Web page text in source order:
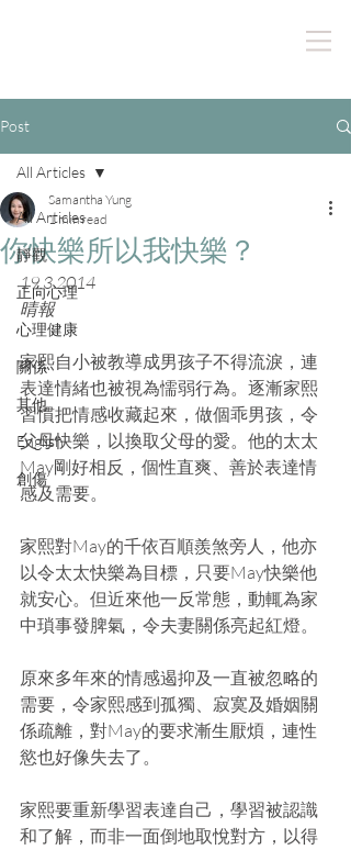
Post
All Articles
靜觀
正向心理
心理健康
關係
其他
English
創傷
All Articles
你快樂所以我快樂？
Samantha Yung
1 min read
19.3.2014
晴報
家熙自小被教導成男孩子不得流淚，連
表達情緒也被視為懦弱行為。逐漸家熙
習慣把情感收藏起來，做個乖男孩，令
父母快樂，以換取父母的愛。他的太太
May剛好相反，個性直爽、善於表達情
感及需要。
家熙對May的千依百順羨煞旁人，他亦
以令太太快樂為目標，只要May快樂他
就安心。但近來他一反常態，動輒為家
中瑣事發脾氣，令夫妻關係亮起紅燈。
原來多年來的情感遏抑及一直被忽略的
需要，令家熙感到孤獨、寂寞及婚姻關
係疏離，對May的要求漸生厭煩，連性
慾也好像失去了。
家熙要重新學習表達自己，學習被認識
和了解，而非一面倒地取悅對方，以得